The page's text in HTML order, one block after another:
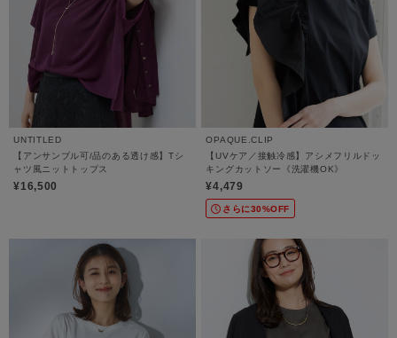
UNTITLED
【アンサンブル可/品のある透け感】Tシ
ャツ風ニットトップス
¥16,500
OPAQUE.CLIP
【UVケア／接触冷感】アシメフリルドッ
キングカットソー《洗濯機OK》
¥4,479
さらに30%OFF